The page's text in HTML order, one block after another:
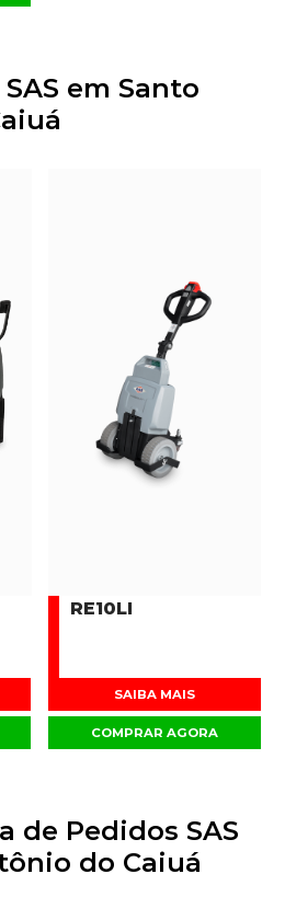
em Santo
RE10LI
SAIBA MAIS
COMPRAR AGORA
de Pedidos SAS
do Caiuá